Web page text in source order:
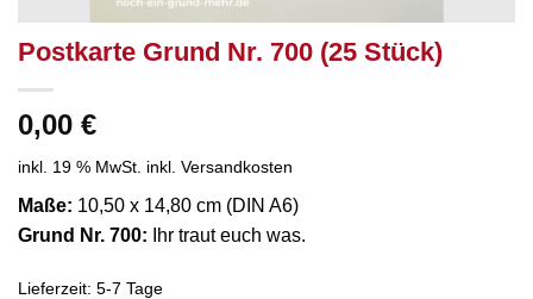
Postkarte Grund Nr. 700 (25 Stück)
0,00 €
inkl. 19 % MwSt. inkl. Versandkosten
Maße: 10,50 x 14,80 cm (DIN A6)
Grund Nr. 700: Ihr traut euch was.
Lieferzeit: 5-7 Tage